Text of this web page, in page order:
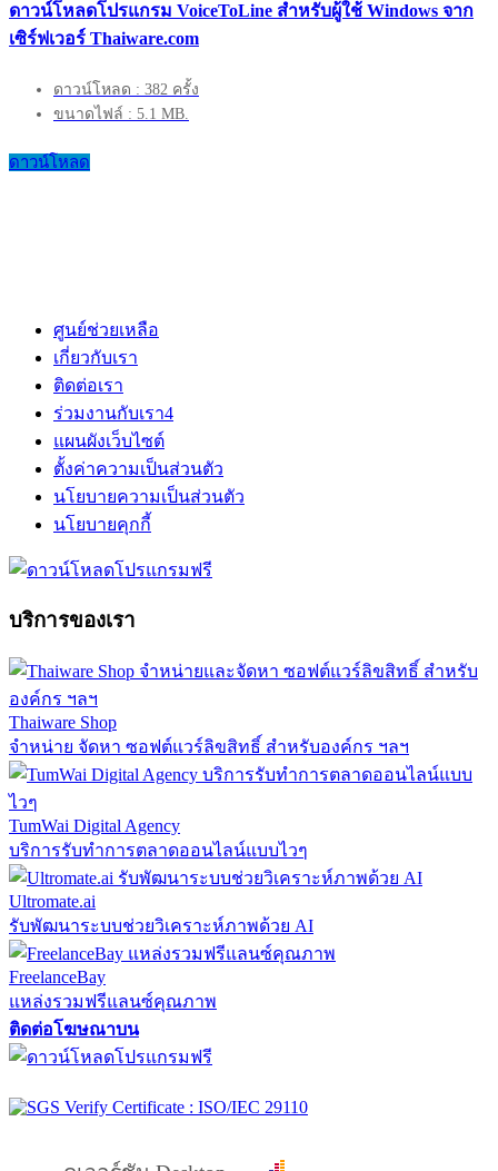
ดาวน์โหลดโปรแกรม VoiceToLine สำหรับผู้ใช้ Windows จาก
เซิร์ฟเวอร์ Thaiware.com
ดาวน์โหลด : 382 ครั้ง
ขนาดไฟล์ : 5.1 MB.
ดาวน์โหลด
ศูนย์ช่วยเหลือ
เกี่ยวกับเรา
ติดต่อเรา
ร่วมงานกับเรา4
แผนผังเว็บไซต์
ตั้งค่าความเป็นส่วนตัว
นโยบายความเป็นส่วนตัว
นโยบายคุกกี้
บริการของเรา
Thaiware Shop
จำหน่าย จัดหา ซอฟต์แวร์ลิขสิทธิ์ สำหรับองค์กร ฯลฯ
TumWai Digital Agency
บริการรับทำการตลาดออนไลน์แบบไวๆ
Ultromate.ai
รับพัฒนาระบบช่วยวิเคราะห์ภาพด้วย AI
FreelanceBay
แหล่งรวมฟรีแลนซ์คุณภาพ
ติดต่อโฆษณาบน